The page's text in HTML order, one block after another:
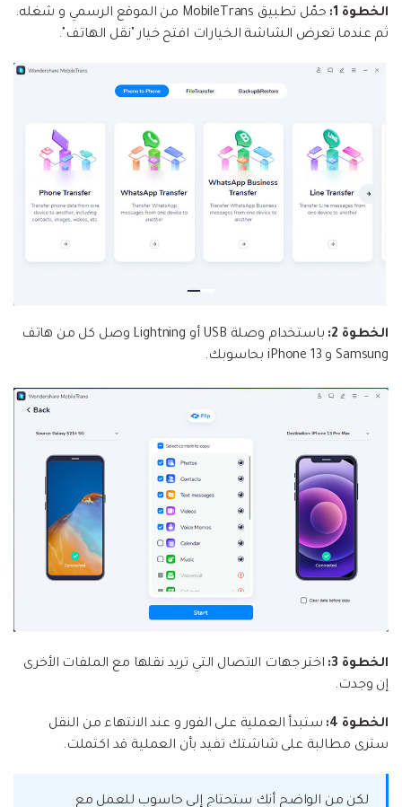
الخطوة 1:
حمّل تطبيق MobileTrans من الموقع الرسمي و شغله.
ثم عندما تعرض الشاشة الخيارات افتح خيار "نقل الهاتف".
الخطوة 2:
باستخدام وصلة USB أو Lightning وصل كل من هاتف
Samsung و iPhone 13 بحاسوبك.
الخطوة 3:
اختر جهات الاتصال التي تريد نقلها مع الملفات الأخرى
إن وجدت.
الخطوة 4:
ستبدأ العملية على الفور و عند الانتهاء من النقل
سترى مطالبة على شاشتك تفيد بأن العملية قد اكتملت.
لكن من الواضح أنك ستحتاج إلى حاسوب للعمل مع